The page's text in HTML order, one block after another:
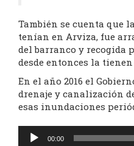
También se cuenta que
tenían en Arviza, fue
del barranco y recogida
desde entonces la
En el año 2016 el
drenaje y canalización
esas inundaciones
Reproductor
00:00